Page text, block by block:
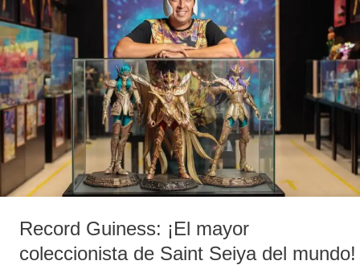
Record Guiness: ¡El mayor
coleccionista de Saint Seiya del mundo!
¡El
mayor
coleccionista
de
Saint
Seiya
del
mundo!